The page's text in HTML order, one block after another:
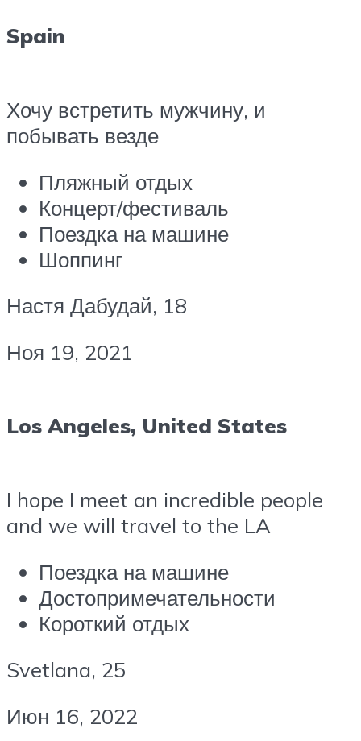
Spain
Хочу встретить мужчину, и
побывать везде
Пляжный отдых
Концерт/фестиваль
Поездка на машине
Шоппинг
Настя Дабудай, 18
Ноя 19, 2021
Los Angeles, United States
I hope I meet an incredible people
and we will travel to the LA
Поездка на машине
Достопримечательности
Короткий отдых
Svetlana, 25
Июн 16, 2022